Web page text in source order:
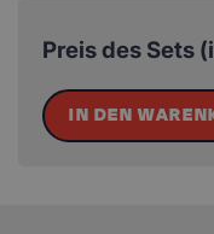
Preis des Sets
IN DEN